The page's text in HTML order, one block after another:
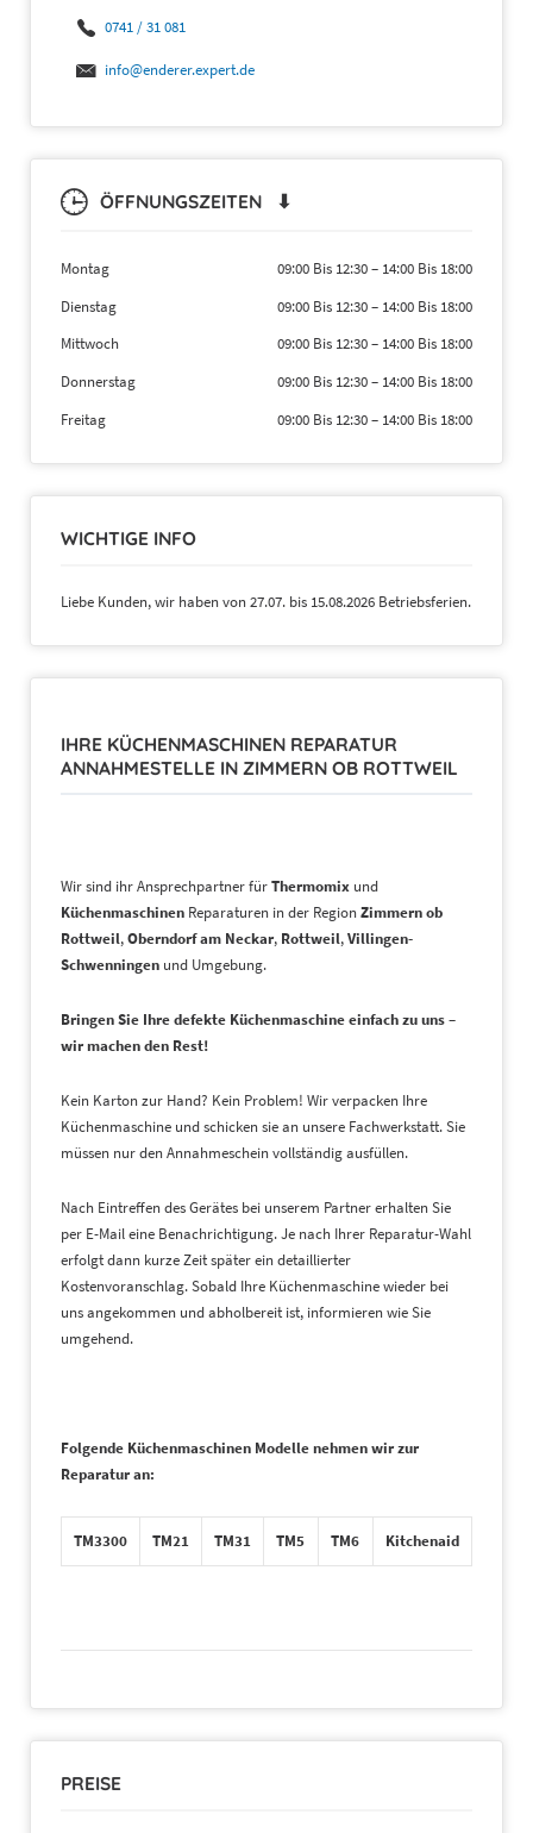
0741 / 31 081
info@enderer.expert.de
ÖFFNUNGSZEITEN ⬇
Montag 09:00 Bis 12:30– 14:00 Bis 18:00
Dienstag
09:00 Bis 12:30– 14:00 Bis 18:00
Mittwoch
09:00 Bis 12:30– 14:00 Bis 18:00
Donnerstag
09:00 Bis 12:30– 14:00 Bis 18:00
Freitag
09:00 Bis 12:30– 14:00 Bis 18:00
WICHTIGE INFO
Liebe Kunden, wir haben von 27.07. bis 15.08.2026 Betriebsferien.
IHRE KÜCHENMASCHINEN REPARATUR
ANNAHMESTELLE IN ZIMMERN OB ROTTWEIL
Wir sind ihr Ansprechpartner fürThermomix und
Küchenmaschinen Reparaturen in der RegionZimmern ob
Rottweil,Oberndorf am Neckar, Rottweil,Villingen-
Schwenningen und Umgebung.
Bringen Sie Ihre defekte Küchenmaschine einfach zu uns –
wir machen den Rest!
Kein Karton zur Hand? Kein Problem! Wir verpacken Ihre
Küchenmaschine und schicken sie an unsere Fachwerkstatt. Sie
müssen nur den Annahmeschein vollständig ausfüllen.
Nach Eintreffen des Gerätes bei unserem Partner erhalten Sie
per E-Mail eine Benachrichtigung. Je nach Ihrer Reparatur-Wahl
erfolgt dann kurze Zeit später ein detaillierter
Kostenvoranschlag. Sobald Ihre Küchenmaschine wieder bei
uns angekommen und abholbereit ist, informieren wie Sie
umgehend.
Folgende Küchenmaschinen Modelle nehmen wir zur
Reparatur an:
TM3300 TM21 TM31 TM5 TM6 Kitchenaid
PREISE